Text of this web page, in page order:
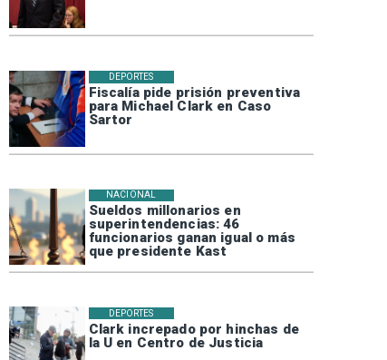
Fiscalía pide prisión preventiva
para Michael Clark en Caso
Sartor
DEPORTES
Sueldos millonarios en
superintendencias: 46
funcionarios ganan igual o más
que presidente Kast
NACIONAL
Clark increpado por hinchas de
la U en Centro de Justicia
DEPORTES